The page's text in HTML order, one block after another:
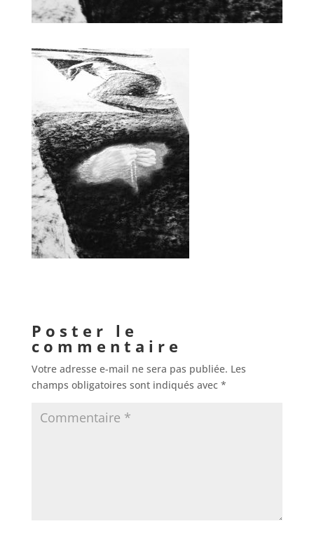
Poster le
commentaire
Votre adresse e-mail ne sera pas publiée. Les
champs obligatoires sont indiqués avec *